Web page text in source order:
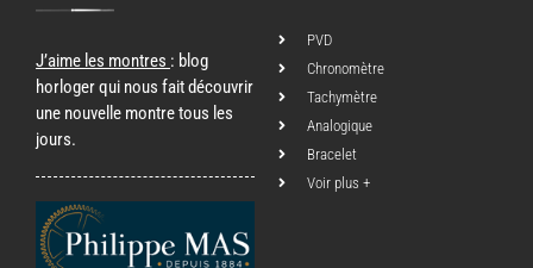
J’aime les montres : blog
horloger qui nous fait découvrir
une nouvelle montre tous les
jours.
PVD
Chronomètre
Tachymètre
Analogique
Bracelet
Voir plus +